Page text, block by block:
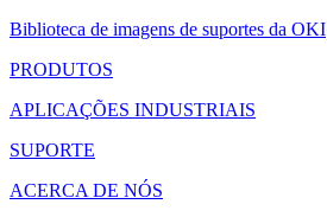
Biblioteca de imagens de suportes da OKI
PRODUTOS
APLICAÇÕES INDUSTRIAIS
SUPORTE
ACERCA DE NÓS